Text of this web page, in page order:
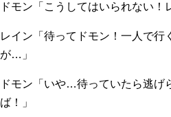
ドモン「こうしてはいられない！
レイン「待ってドモン！一人で行
が…」
ドモン「いや…待っていたら逃
ば！」